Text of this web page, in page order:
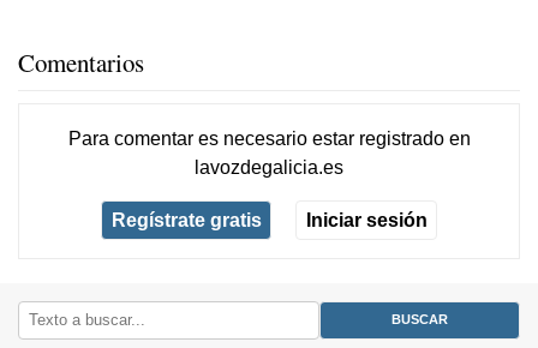
Comentarios
Para comentar es necesario estar registradoen
lavozdegalicia.es
Regístrate gratis Iniciar sesión